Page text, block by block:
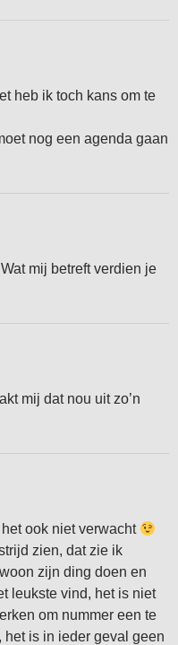
heb ik toch kans om te
nog een agenda gaan
mij betreft verdien je
mij dat nou uit zo’n
ook niet verwacht
zien, dat zie ik
zijn ding doen en
leukste vind, het is niet
om nummer een te
het is in ieder geval geen